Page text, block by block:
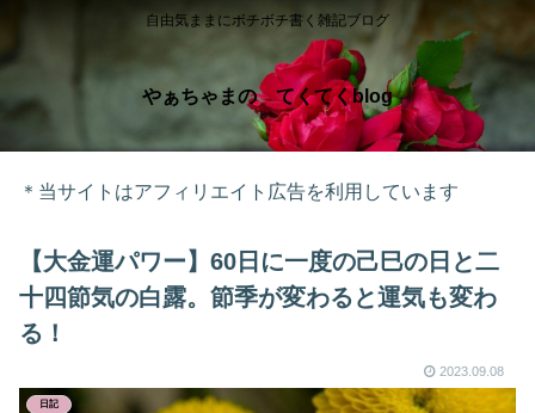
自由気ままにボチボチ書く雑記ブログ
やぁちゃまの てくてくblog
＊当サイトはアフィリエイト広告を利用しています
【大金運パワー】60日に一度の己巳の日と二
十四節気の白露。節季が変わると運気も変わ
る！
2023.09.08
日記